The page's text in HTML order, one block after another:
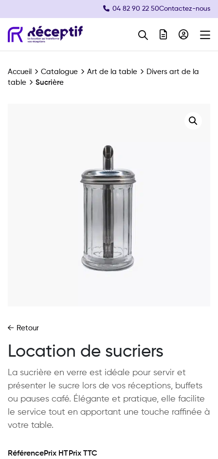
04 82 90 22 50Contactez-nous
Navigation principale
Accueil Catalogue Art de la table
Divers art de la
table
Sucrière
Retour
Location de sucriers
La sucrière en verre est idéale pour servir et
présenter le sucre lors de vos réceptions, buffets
ou pauses café. Élégante et pratique, elle facilite
le service tout en apportant une touche raffinée à
votre table.
RéférencePrix HT Prix TTC